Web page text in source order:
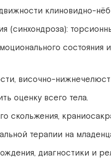
клиновидно-
(синхондроза):
височно-
оценку всего тела.
скольжения,
терапии на
диагностики и